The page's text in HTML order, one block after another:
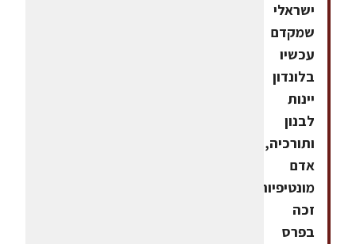
ישראלי
שמקדם
עכשיו
בלונדון
יינות
לבנון
ותורכיה,
אדם
מונטיפיורי
זכה
בפרס